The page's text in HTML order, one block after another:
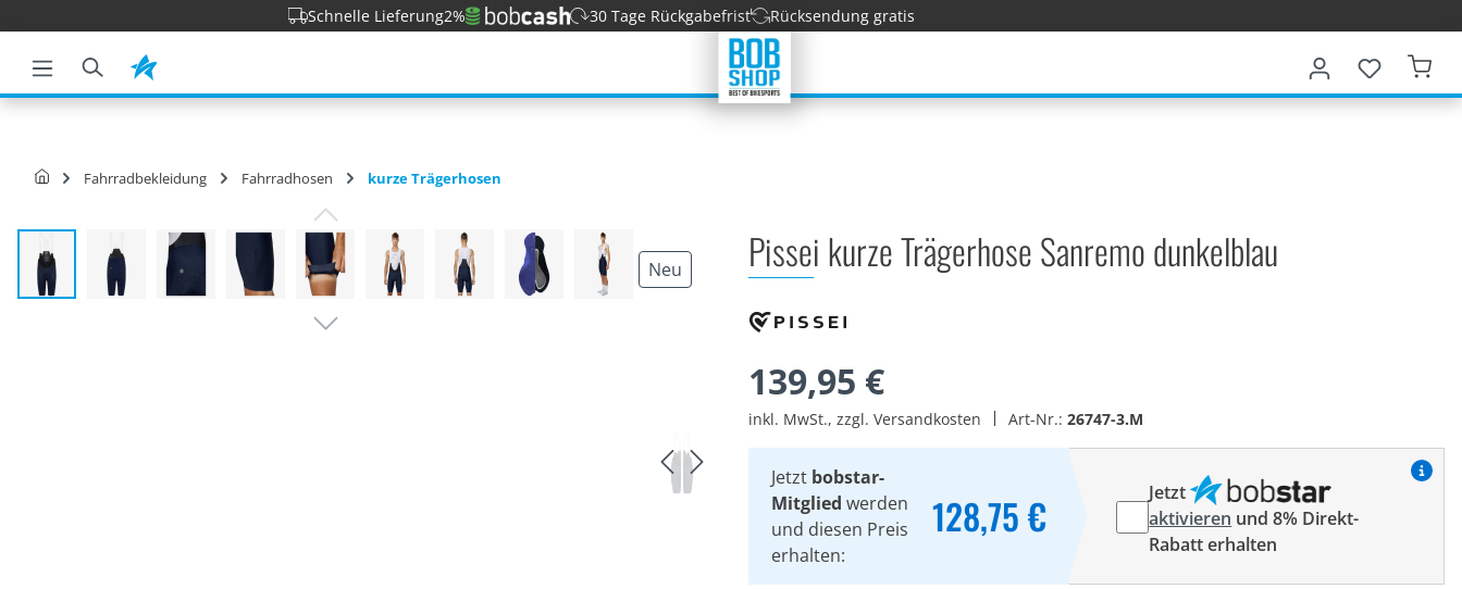
Zur Hauptnavigation springenSchnelle Lieferung2% 30 Tage Rückgabefrist Rücksendung gratis
Fahrradbekleidung Fahrradhosen kurze Trägerhosen
Neu Pissei kurze Trägerhose Sanremo dunkelblau
139,95 €
inkl. MwSt., zzgl. Versandkosten Art-Nr.: 26747-3.M
Jetzt bobstar-
Mitglied werden
und diesen Preis
erhalten:
128,75 €
Jetzt
aktivieren und 8% Direkt-
Rabatt erhalten